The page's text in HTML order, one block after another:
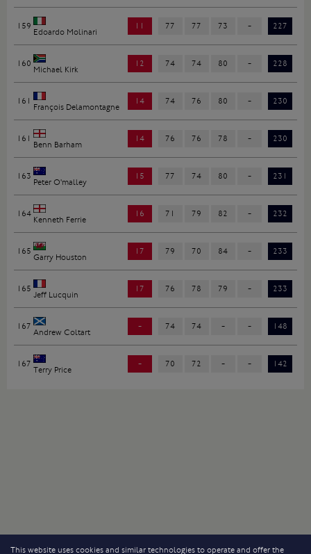
159
Edoardo Molinari
11 77 77 73 - 227
160
Michael Kirk
12 74 74 80 - 228
161
François Delamontagne
14 74 76 80 - 230
161
Benn Barham
14 76 76 78 - 230
163
Peter O'malley
15 77 74 80 - 231
164
Kenneth Ferrie
16 71 79 82 - 232
165
Garry Houston
17 79 70 84 - 233
165
Jeff Lucquin
17 76 78 79 - 233
167
Andrew Coltart
- 74 74 - - 148
167
Terry Price
- 70 72 - - 142
This website uses cookies and similar technologies to operate and offer the